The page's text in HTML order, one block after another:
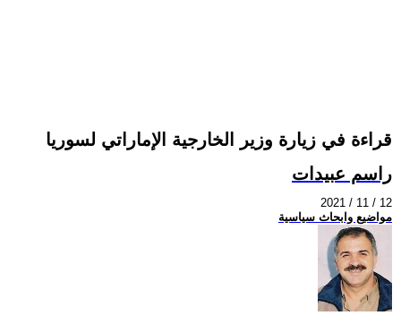
قراءة في زيارة وزير الخارجية الإماراتي لسوريا
راسم عبيدات
2021 / 11 / 12
مواضيع وابحاث سياسية